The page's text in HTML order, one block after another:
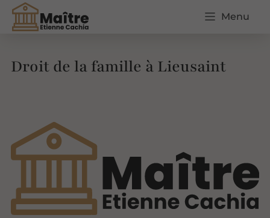
Menu
Droit de la famille à Lieusaint